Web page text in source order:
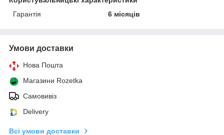
Гарантія
6 місяців
Умови доставки
Нова Пошта
Магазини Rozetka
Самовивіз
Delivery
Всі умови доставки